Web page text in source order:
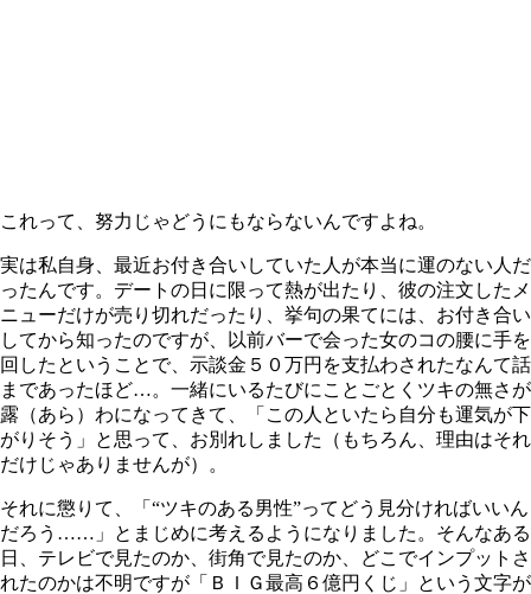
これって、努力じゃどうにもならないんですよね。
実は私自身、最近お付き合いしていた人が本当に運のない人だ
ったんです。デートの日に限って熱が出たり、彼の注文したメ
ニューだけが売り切れだったり、挙句の果てには、お付き合い
してから知ったのですが、以前バーで会った女のコの腰に手を
回したということで、示談金５０万円を支払わされたなんて話
まであったほど…。一緒にいるたびにことごとくツキの無さが
露（あら）わになってきて、「この人といたら自分も運気が下
がりそう」と思って、お別れしました（もちろん、理由はそれ
だけじゃありませんが）。
それに懲りて、「“ツキのある男性”ってどう見分ければいいん
だろう……」とまじめに考えるようになりました。そんなある
日、テレビで見たのか、街角で見たのか、どこでインプットさ
れたのかは不明ですが「ＢＩＧ最高６億円くじ」という文字が